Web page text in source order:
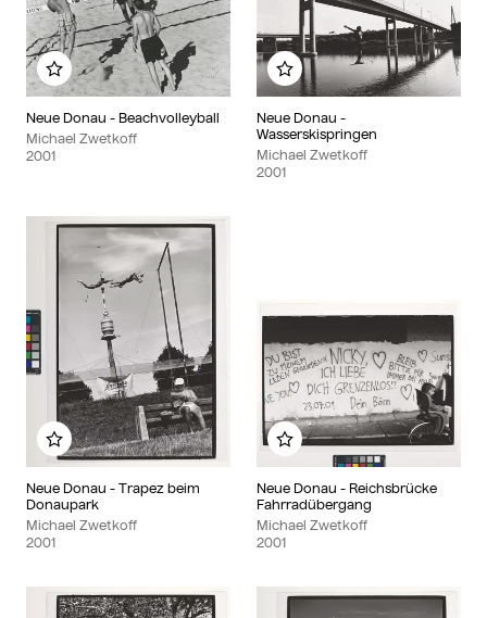
Neue Donau - Beachvolleyball
Michael Zwetkoff
2001
Zu meinem Album hinzufügen
Neue Donau -
Wasserskispringen
Michael Zwetkoff
2001
Zu meinem Album
Neue Donau - Trapez beim
Donaupark
Michael Zwetkoff
2001
Zu meinem Album hinzufügen
Neue Donau - Reichsbrücke
Fahrradübergang
Michael Zwetkoff
2001
Zu meinem Album